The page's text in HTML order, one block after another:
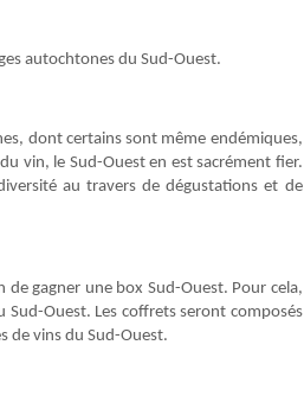
autochtones du Sud-Ouest.
dont certains sont même endémiques,
vin, le Sud-Ouest en est sacrément fier.
au travers de dégustations et de
gagner une box Sud-Ouest. Pour cela,
Ouest. Les coffrets seront composés
de vins du Sud-Ouest.